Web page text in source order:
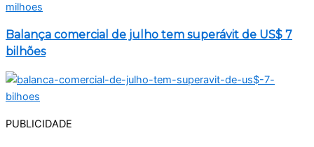
Balança comercial de julho tem superávit de US$ 7
bilhões
PUBLICIDADE